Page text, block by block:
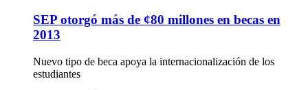
SEP otorgó más de ¢80 millones en becas en
2013
Nuevo tipo de beca apoya la internacionalización de los
estudiantes